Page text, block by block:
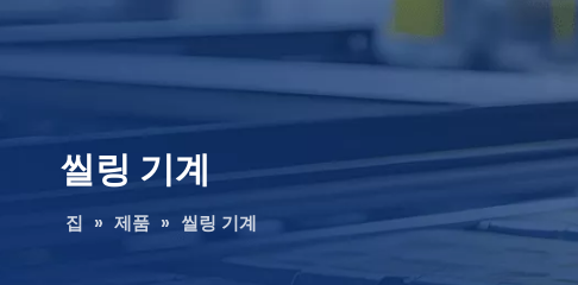
씰링 기계
집 » 제품 » 씰링 기계